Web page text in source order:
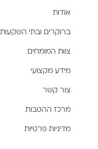
אודות
ברוקרים ובתי השקעות
צוות המומחים
מידע מקצועי
צור קשר
מרכז ההטבות
מדיניות פרטיות